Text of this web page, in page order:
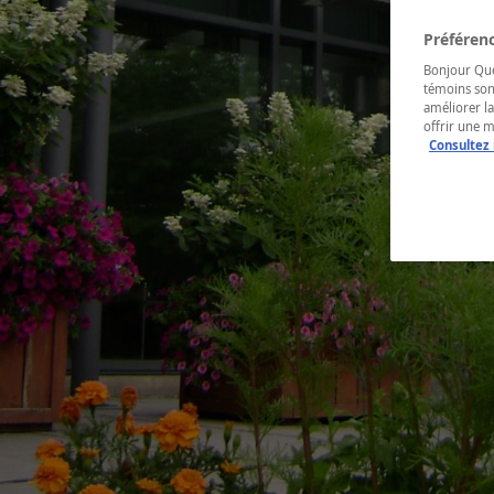
Bonjour
témoins
améliorer
offrir une